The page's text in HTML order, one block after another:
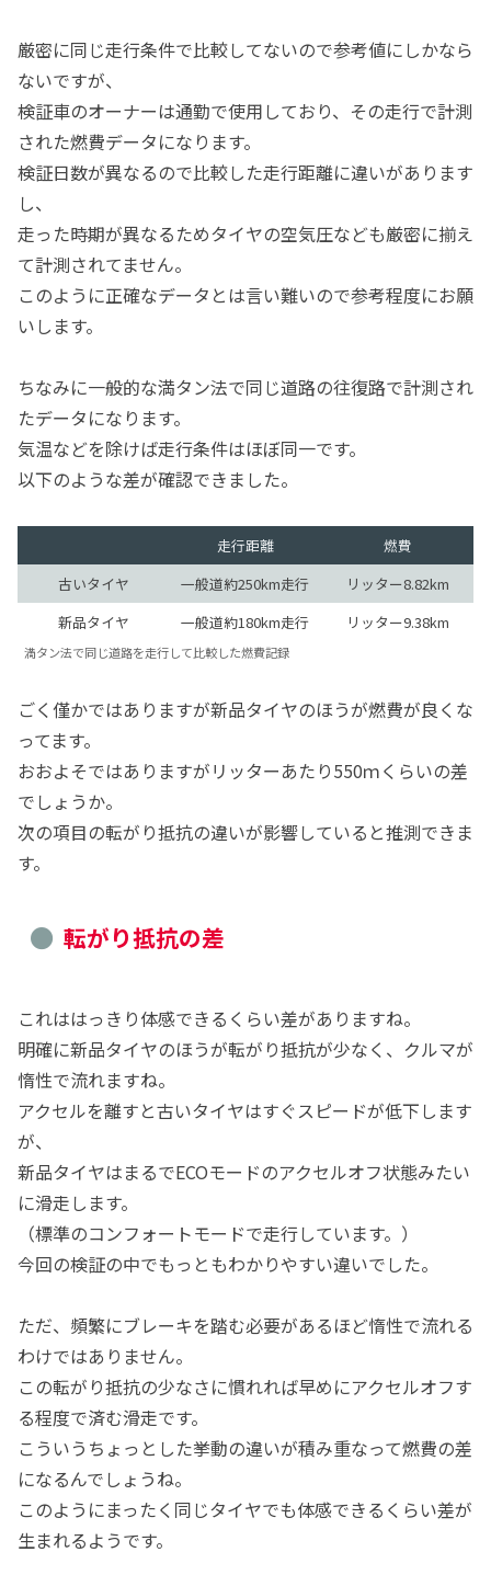
厳密に同じ走行条件で比較してないので参考値にしかなら
ないですが、
検証車のオーナーは通勤で使用しており、その走行で計測
された燃費データになります。
検証日数が異なるので比較した走行距離に違いがあります
し、
走った時期が異なるためタイヤの空気圧なども厳密に揃え
て計測されてません。
このように正確なデータとは言い難いので参考程度にお願
いします。
ちなみに一般的な満タン法で同じ道路の往復路で計測され
たデータになります。
気温などを除けば走行条件はほぼ同一です。
以下のような差が確認できました。
走行距離
燃費
古いタイヤ
一般道約250km走行
リッター8.82km
新品タイヤ
一般道約180km走行 リッター9.38km
満タン法で同じ道路を走行して比較した燃費記録
ごく僅かではありますが新品タイヤのほうが燃費が良くな
ってます。
おおよそではありますがリッターあたり550ｍくらいの差
でしょうか。
次の項目の転がり抵抗の違いが影響していると推測できま
す。
転がり抵抗の差
これははっきり体感できるくらい差がありますね。
明確に新品タイヤのほうが転がり抵抗が少なく、クルマが
惰性で流れますね。
アクセルを離すと古いタイヤはすぐスピードが低下します
が、
新品タイヤはまるでECOモードのアクセルオフ状態みたい
に滑走します。
（標準のコンフォートモードで走行しています。）
今回の検証の中でもっともわかりやすい違いでした。
ただ、頻繁にブレーキを踏む必要があるほど惰性で流れる
わけではありません。
この転がり抵抗の少なさに慣れれば早めにアクセルオフす
る程度で済む滑走です。
こういうちょっとした挙動の違いが積み重なって燃費の差
になるんでしょうね。
このようにまったく同じタイヤでも体感できるくらい差が
生まれるようです。